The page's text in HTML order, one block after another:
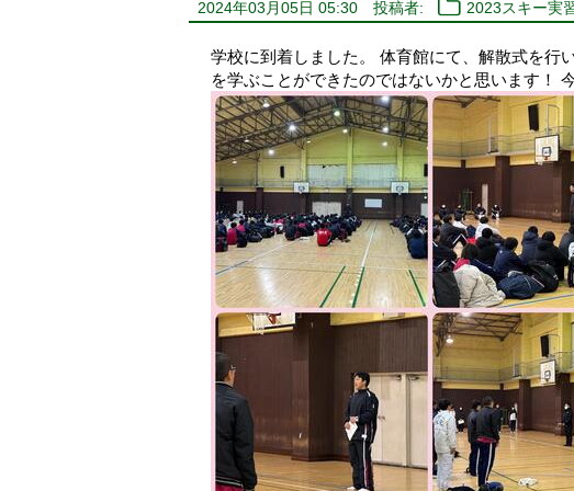
2024年03月05日 05:30 投稿者: 2023スキー実
学校に到着しました。 体育館にて、解散式を行
を学ぶことができたのではないかと思います！